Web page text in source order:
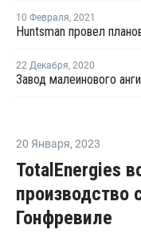
10 Февраля, 2021
22 Декабря, 2020
20 Января, 2023
TotalEnergies
производство
Гонфревиле